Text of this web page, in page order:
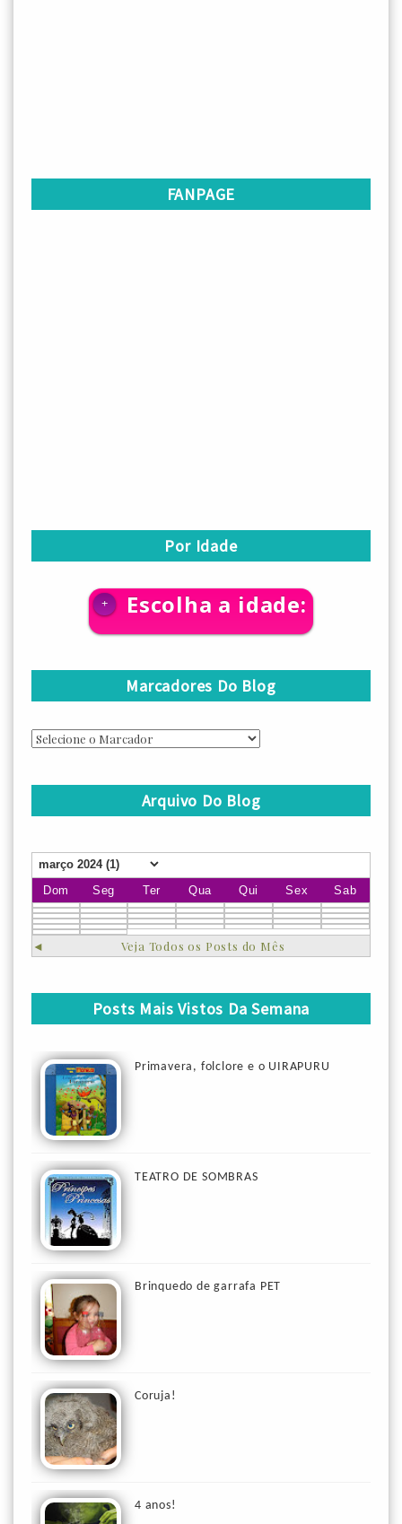
FANPAGE
Por Idade
+ Escolha a idade:
Marcadores Do Blog
Arquivo Do Blog
Dom Seg Ter Qua Qui Sex Sab
◄ Veja Todos os Posts do Mês
Posts Mais Vistos Da Semana
Primavera, folclore e o UIRAPURU
TEATRO DE SOMBRAS
Brinquedo de garrafa PET
Coruja!
4 anos!